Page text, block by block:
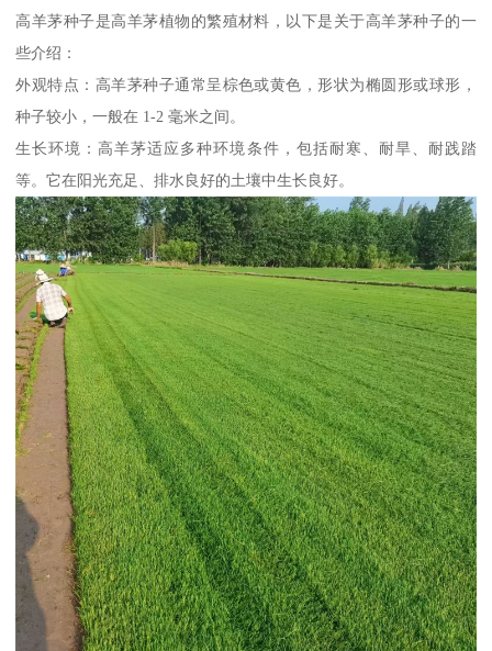
高羊茅种子是高羊茅植物的繁殖材料，以下是关于高羊茅种子的一
些介绍：
外观特点：高羊茅种子通常呈棕色或黄色，形状为椭圆形或球形，
种子较小，一般在 1-2 毫米之间。
生长环境：高羊茅适应多种环境条件，包括耐寒、耐旱、耐践踏
等。它在阳光充足、排水良好的土壤中生长良好。